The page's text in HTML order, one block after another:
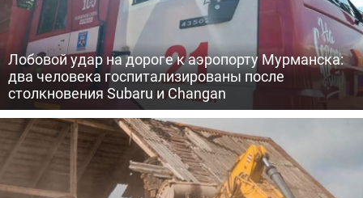
Лобовой удар на дороге к аэропорту Мурманска:
два человека госпитализированы после
столкновения Subaru и Changan